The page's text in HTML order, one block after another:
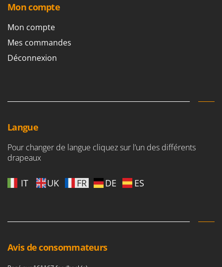
Omas
Partisani
Philips
Prismafood
Reber
Mon compte
Mon compte
Mes commandes
Déconnexion
Langue
Pour changer de langue cliquez sur l’un des différents
drapeaux
IT UK FR DE ES
Avis de consommateurs